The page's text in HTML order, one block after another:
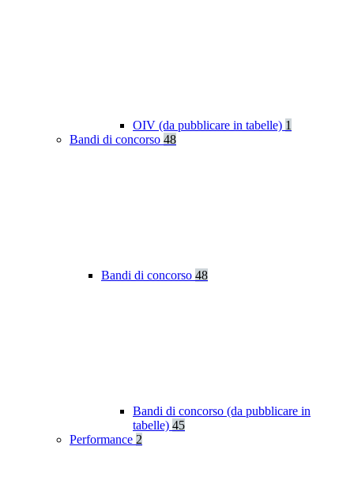
OIV (da pubblicare in tabelle) 1
Bandi di concorso 48
Bandi di concorso 48
Bandi di concorso (da pubblicare in
tabelle) 45
Performance 2